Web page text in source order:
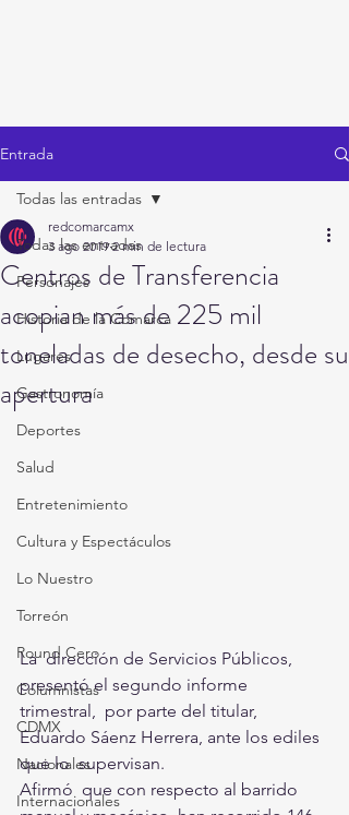
Entrada
Todas las entradas
Personajes
Historia de la Comarca
Lugares
Gastronomía
Deportes
Salud
Entretenimiento
Cultura y Espectáculos
Lo Nuestro
Torreón
Round Cero
Columnistas
CDMX
Nacionales
Internacionales
Todas las entradas
Centros de Transferencia
acopian más de 225 mil
toneladas de desecho, desde su
apertura
redcomarcamx
3 ago 2019 2 min de lectura
La  dirección de Servicios Públicos,
presentó el segundo informe
trimestral,  por parte del titular,
Eduardo Sáenz Herrera, ante los ediles
que lo  supervisan.
Afirmó  que con respecto al barrido